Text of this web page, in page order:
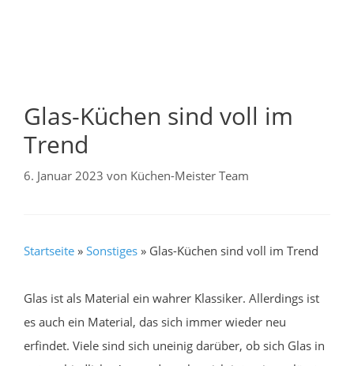
Glas-Küchen sind voll im
Trend
6. Januar 2023 von Küchen-Meister Team
Startseite » Sonstiges » Glas-Küchen sind voll im Trend
Glas ist als Material ein wahrer Klassiker. Allerdings ist
es auch ein Material, das sich immer wieder neu
erfindet. Viele sind sich uneinig darüber, ob sich Glas in